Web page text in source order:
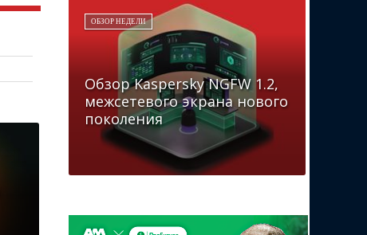
ОБЗОР НЕДЕЛИ
Обзор Kaspersky NGFW 1.2,
межсетевого экрана нового
поколения